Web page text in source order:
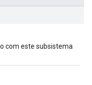
com este subsistema